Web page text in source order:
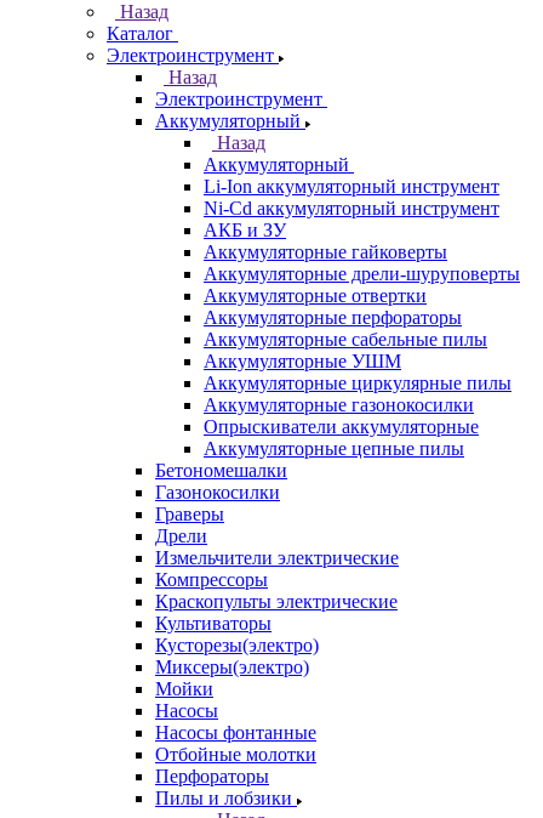
Назад
Каталог
Электроинструмент
Назад
Электроинструмент
Аккумуляторный
Назад
Аккумуляторный
Li-Ion аккумуляторный инструмент
Ni-Cd аккумуляторный инструмент
АКБ и ЗУ
Аккумуляторные гайковерты
Аккумуляторные дрели-шуруповерты
Аккумуляторные отвертки
Аккумуляторные перфораторы
Аккумуляторные сабельные пилы
Аккумуляторные УШМ
Аккумуляторные циркулярные пилы
Аккумуляторные газонокосилки
Опрыскиватели аккумуляторные
Аккумуляторные цепные пилы
Бетономешалки
Газонокосилки
Граверы
Дрели
Измельчители электрические
Компрессоры
Краскопульты электрические
Культиваторы
Кусторезы(электро)
Миксеры(электро)
Мойки
Насосы
Насосы фонтанные
Отбойные молотки
Перфораторы
Пилы и лобзики